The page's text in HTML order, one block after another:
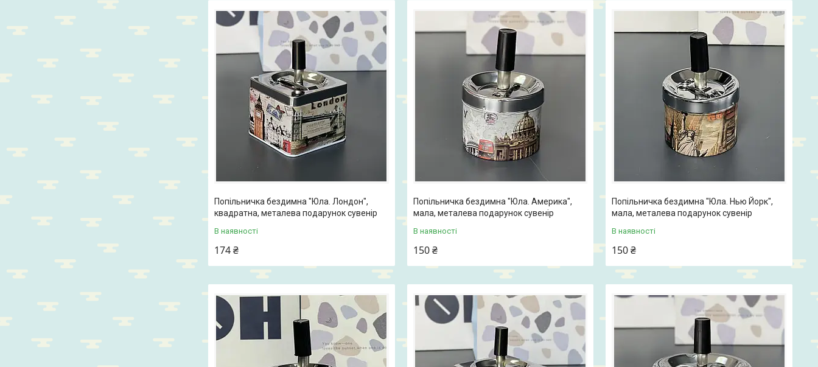
Попільничка бездимна "Юла. Лондон",
квадратна, металева подарунок сувенір
В наявності
174 ₴
Попільничка бездимна "Юла. Америка",
мала, металева подарунок сувенір
В наявності
150 ₴
Попільничка бездимна "Юла. Нью Йорк",
мала, металева подарунок сувенір
В наявності
150 ₴